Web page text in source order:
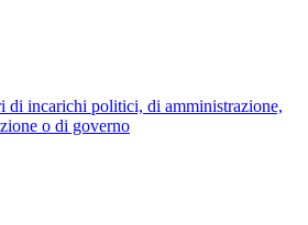
di incarichi politici, di amministrazione,
o di governo